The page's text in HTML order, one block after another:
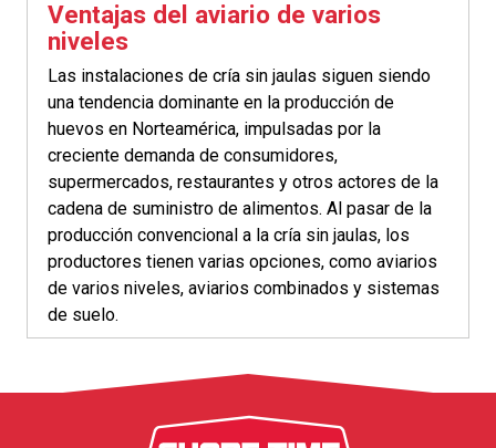
Ventajas del aviario de varios
niveles
Las instalaciones de cría sin jaulas siguen siendo
una tendencia dominante en la producción de
huevos en Norteamérica, impulsadas por la
creciente demanda de consumidores,
supermercados, restaurantes y otros actores de la
cadena de suministro de alimentos. Al pasar de la
producción convencional a la cría sin jaulas, los
productores tienen varias opciones, como aviarios
de varios niveles, aviarios combinados y sistemas
de suelo.